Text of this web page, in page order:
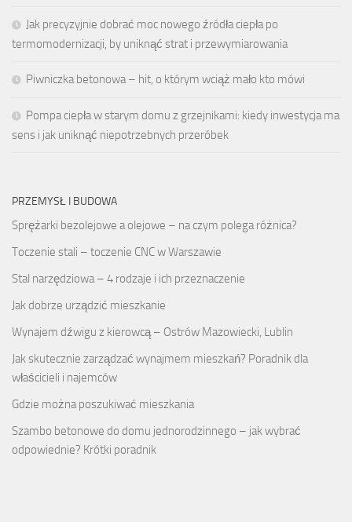
Jak precyzyjnie dobrać moc nowego źródła ciepła po
termomodernizacji, by uniknąć strat i przewymiarowania
Piwniczka betonowa – hit, o którym wciąż mało kto mówi
Pompa ciepła w starym domu z grzejnikami: kiedy inwestycja ma
sens i jak uniknąć niepotrzebnych przeróbek
PRZEMYSŁ I BUDOWA
Sprężarki bezolejowe a olejowe – na czym polega różnica?
Toczenie stali – toczenie CNC w Warszawie
Stal narzędziowa – 4 rodzaje i ich przeznaczenie
Jak dobrze urządzić mieszkanie
Wynajem dźwigu z kierowcą – Ostrów Mazowiecki, Lublin
Jak skutecznie zarządzać wynajmem mieszkań? Poradnik dla
właścicieli i najemców
Gdzie można poszukiwać mieszkania
Szambo betonowe do domu jednorodzinnego – jak wybrać
odpowiednie? Krótki poradnik